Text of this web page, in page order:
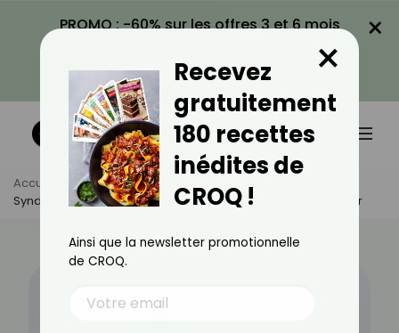
PROMO : -60% sur les offres 3 et 6 mois
VOIR LA PROMO
×
Accueil Actus
Santé
Syndrome Hyperéosinophilique : Enjeux Et Mystères À Percer
Recevez
gratuitement
180 recettes
inédites de
CROQ !
×
Ainsi que la newsletter promotionnelle
de CROQ.